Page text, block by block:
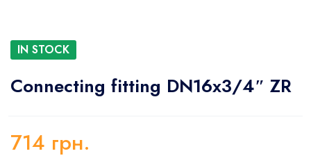
IN STOCK
Connecting fitting DN16x3/4″ ZR
714 грн.